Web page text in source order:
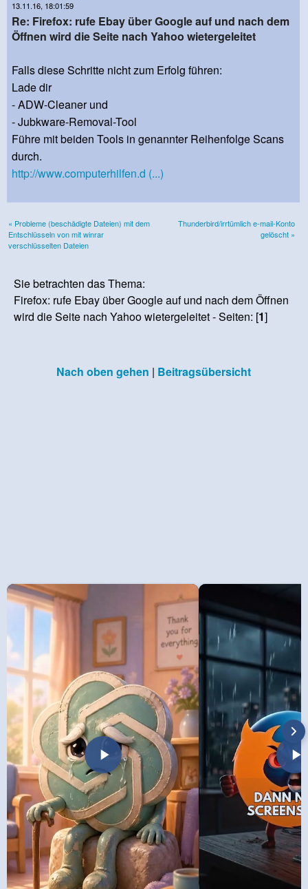
13.11.16, 18:01:59
Re: Firefox: rufe Ebay über Google auf und nach dem
Öffnen wird die Seite nach Yahoo wietergeleitet
Falls diese Schritte nicht zum Erfolg führen:
Lade dir
- ADW-Cleaner und
- Jubkware-Removal-Tool
Führe mit beiden Tools in genannter Reihenfolge Scans
durch.
http://www.computerhilfen.d (...)
« Probleme (beschädigte Dateien) mit dem
Entschlüsseln von mit winrar
verschlüsselten Dateien
Thunderbird/irrtümlich e-mail-Konto
gelöscht »
Sie betrachten das Thema:
Firefox: rufe Ebay über Google auf und nach dem Öffnen
wird die Seite nach Yahoo wietergeleitet - Seiten: [1]
Nach oben gehen | Beitragsübersicht